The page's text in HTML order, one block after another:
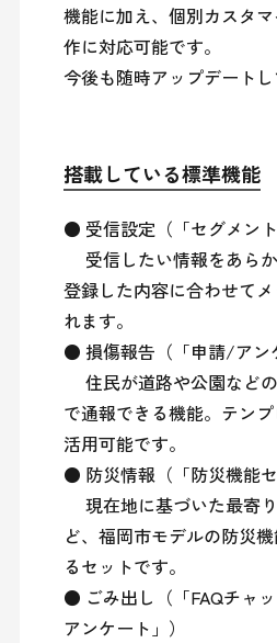
機能に加え、個別カスタ
作に対応可能です。
今後も随時アップデートし
搭載している標準機能
● 受信設定（「セグメント
受信したい情報をあらか
登録した内容に合わせて
れます。
● 損傷報告（「申請/アン
住民が道路や公園など
で通報できる機能。テン
活用可能です。
● 防災情報（「防災機能セ
現在地に基づいた最寄
ど、福岡市モデルの防災
るセットです。
● ごみ出し（「FAQチャ
アンケート」）